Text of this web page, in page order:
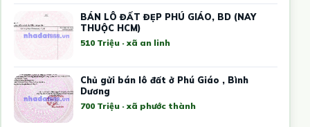
BÁN LÔ ĐẤT ĐẸP PHÚ GIÁO, BD (NAY
THUỘC HCM)
510 Triệu · xã an linh
Chủ gửi bán lô đất ở Phú Giáo , Bình
Dương
700 Triệu · xã phước thành